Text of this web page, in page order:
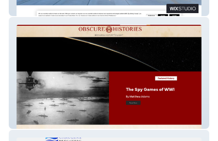
Stability Studio
Obscure Histories